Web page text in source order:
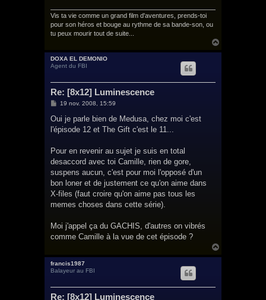
Vis ta vie comme un grand film d'aventures, prends-toi
pour son héros et bouge au rythme de sa bande-son, ou
tu peux mourir tout de suite...
DOXA EL DEMONIO
Agent du FBI
Re: [8x12] Luminescence
M
s
a
19 nov. 2008, 15:59
Oui je parle bien de Medusa, chez moi c'est
l'épisode 12 et The Gift c'est le 11...
Pour en revenir au sujet je suis en total
desaccord avec toi Camille, rien de gore,
suspens aucun, c'est pour moi l'opposé d'un
bon loner et de justement ce qu'on aime dans
X-files (faut croire qu'on aime pas tous les
memes choses dans cette série).
Moi j'appel ça du GACHIS, d'autres on vibrés
comme Camille à la vue de cet épisode ?
francis1987
Balayeur au FBI
Re: [8x12] Luminescence